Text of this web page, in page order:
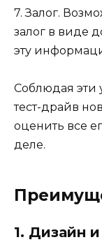
7. Залог.
залог в виде
эту
Соблюдая эти
тест-драйв
оценить все
деле.
1. Дизайн